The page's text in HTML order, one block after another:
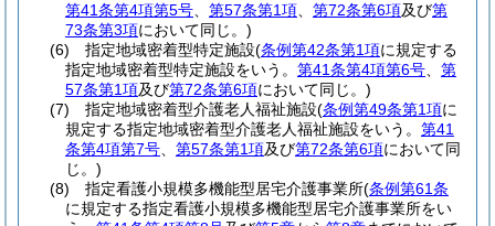
第41条第4項第5号
第57条第1項 第72条第6項及び第
73条第3項において同じ。)
(6)
指定地域密着型特定施設(条例第42条第1項に規定する
指定地域密着型特定施設をいう。 第41条第4項第6号
第
57条第1項及び第72条第6項において同じ。)
(7)
指定地域密着型介護老人福祉施設(条例第49条第1項に
規定する指定地域密着型介護老人福祉施設をいう。 第41
条第4項第7号
第57条第1項及び第72条第6項において同
じ。)
(8)
指定看護小規模多機能型居宅介護事業所(条例第61条
に規定する指定看護小規模多機能型居宅介護事業所をい